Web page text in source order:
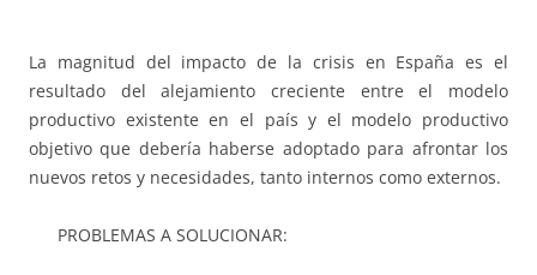
La magnitud del impacto de la crisis en España es el
resultado del alejamiento creciente entre el modelo
productivo existente en el país y el modelo productivo
objetivo que debería haberse adoptado para afrontar los
nuevos retos y necesidades, tanto internos como externos.
PROBLEMAS A SOLUCIONAR: